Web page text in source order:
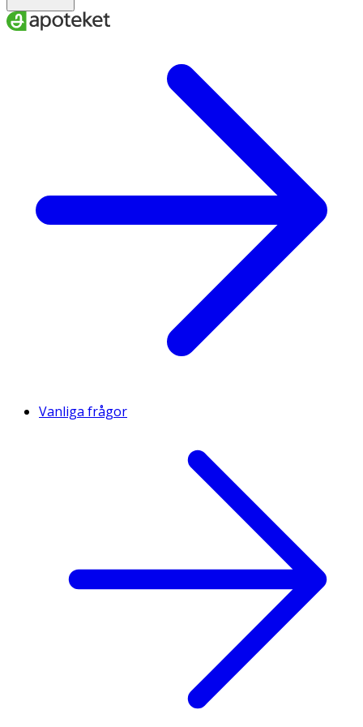
Acetate****, Citronellol****, Terpineol****, Pinene****,
Geranyl Acetate****, Terpinolene****, Juniperus
*Ingredients from organic farming.
**Made using organic ingredients.
****From natural essential oils 100% Natural origin of
total 14% Organic of total COSMOS NATURAL certified by
ECOCERT Greenlife according to COSMOS Standard
Vanliga frågor